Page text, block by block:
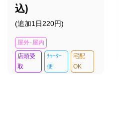
込)
(追加1日220円)
屋外･屋内
店頭受
取
ﾁｬｰﾀｰ
便
宅配
OK